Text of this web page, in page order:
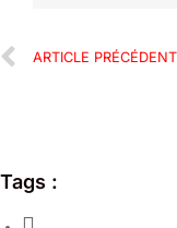
ARTICLE PRÉCÉDENT
Tags :